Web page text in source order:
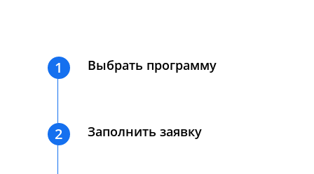
1 Выбрать программу
2 Заполнить заявку